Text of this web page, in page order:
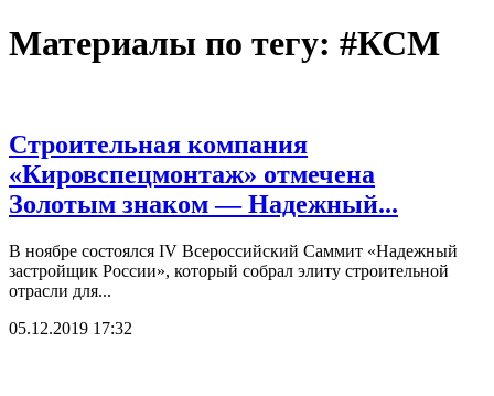
Материалы по тегу: #КСМ
Строительная компания
«Кировспецмонтаж» отмечена
Золотым знаком — Надежный...
В ноябре состоялся IV Всероссийский Саммит «Надежный
застройщик России», который собрал элиту строительной
отрасли для...
05.12.2019 17:32